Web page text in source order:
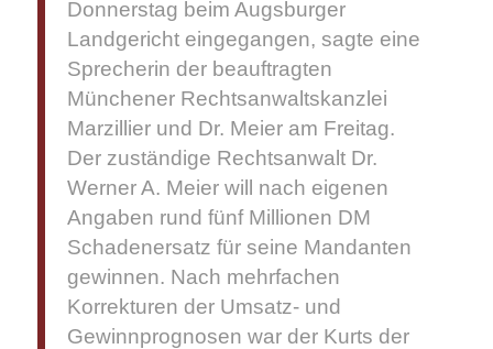
Donnerstag beim Augsburger
Landgericht eingegangen, sagte eine
Sprecherin der beauftragten
Münchener Rechtsanwaltskanzlei
Marzillier und Dr. Meier am Freitag.
Der zuständige Rechtsanwalt Dr.
Werner A. Meier will nach eigenen
Angaben rund fünf Millionen DM
Schadenersatz für seine Mandanten
gewinnen. Nach mehrfachen
Korrekturen der Umsatz- und
Gewinnprognosen war der Kurts der